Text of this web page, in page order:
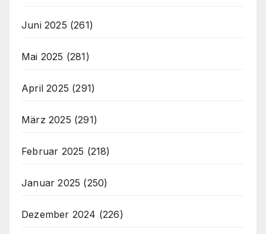
Juni 2025 (261)
Mai 2025 (281)
April 2025 (291)
März 2025 (291)
Februar 2025 (218)
Januar 2025 (250)
Dezember 2024 (226)